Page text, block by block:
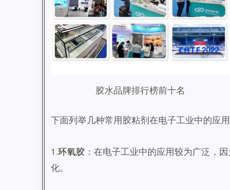
胶水品牌排行榜前十名
下面列举几种常用胶粘剂在电子工业中的应用
1.环氧胶 ：在电子工业中的应用较为广泛，
化。